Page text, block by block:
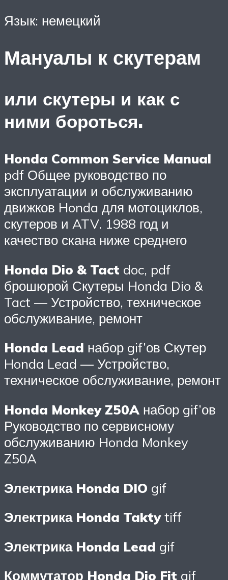
Язык: немецкий
Мануалы к скутерам
или скутеры и как с
ними бороться.
Honda Common Service Manual
pdf Общее руководство по
эксплуатации и обслуживанию
движков Honda для мотоциклов,
скутеров и ATV. 1988 год и
качество скана ниже среднего
Honda Dio & Tact doc, pdf
брошюрой Скутеры Honda Dio &
Tact — Устройство, техничеcкое
обслуживание, ремонт
Honda Lead набор gif’ов Скутер
Honda Lead — Устройство,
техническое обслуживание, ремонт
Honda Monkey Z50A набор gif’ов
Руководство по сервисному
обслуживанию Honda Monkey
Z50A
Электрика Honda DIO gif
Электрика Honda Taktytiff
Электрика Honda Lead gif
Коммутатор Honda Dio Fit gif